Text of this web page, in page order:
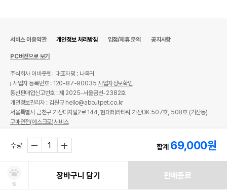
수량 합계 69,000원
찜
장바구니 담기 판매종료
서비스 이용약관 개인정보 처리방침 입점/제휴 문의 공지사항
PC버전으로 보기
주식회사 어바웃펫
대표자명 : 나옥귀
사업자 등록번호 : 120-87-90035사업자정보확인
통신판매업신고번호 : 제 2025-서울금천-2382호
개인정보관리자 : 김원규 hello@aboutpet.co.kr
서울특별시 금천구 가산디지털2로 144, 현대테라타워 가산DK 507호, 508호 (가산동)
구매안전(에스크로)서비스